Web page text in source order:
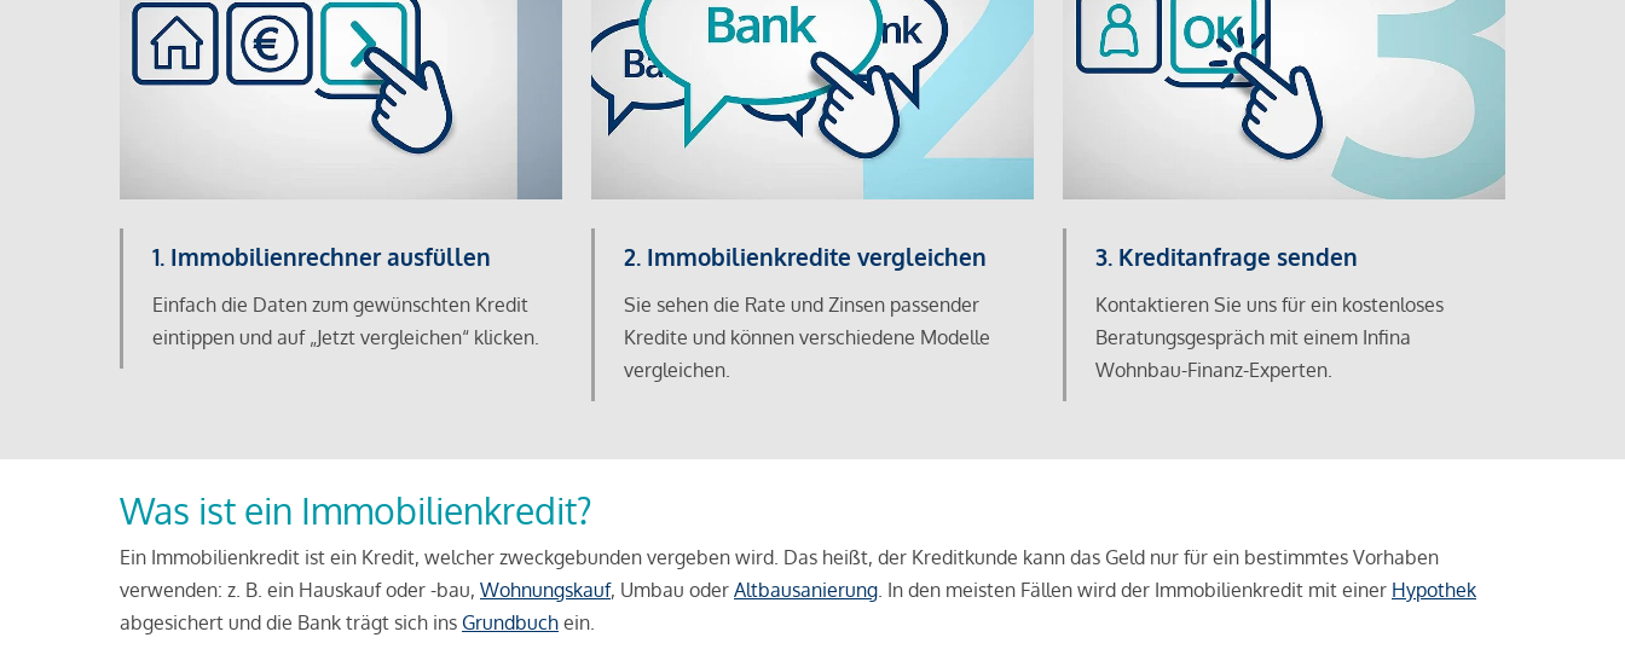
1. Immobilienrechner ausfüllen
Einfach die Daten zum gewünschten Kredit
eintippen und auf „Jetzt vergleichen“ klicken.
2. Immobilienkredite vergleichen
Sie sehen die Rate und Zinsen passender
Kredite und können verschiedene Modelle
vergleichen.
3. Kreditanfrage senden
Kontaktieren Sie uns für ein kostenloses
Beratungsgespräch mit einem Infina
Wohnbau-Finanz-Experten.
Was ist ein Immobilienkredit?
Ein Immobilienkredit ist ein Kredit, welcher zweckgebunden vergeben wird. Das heißt, der Kreditkunde kann das Geld nur für ein bestimmtes Vorhaben
verwenden: z. B. ein Hauskauf oder -bau, Wohnungskauf, Umbau oder Altbausanierung. In den meisten Fällen wird der Immobilienkredit mit einer Hypothek
abgesichert und die Bank trägt sich ins Grundbuch ein.